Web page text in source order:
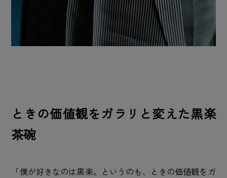
ときの価値観をガラリと変えた黒楽
茶碗
「僕が好きなのは黒楽。というのも、ときの価値観をガ